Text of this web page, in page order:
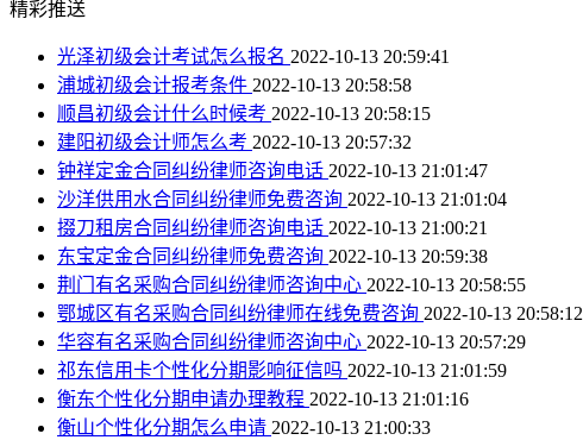
精彩推送
光泽初级会计考试怎么报名 2022-10-13 20:59:41
浦城初级会计报考条件 2022-10-13 20:58:58
顺昌初级会计什么时候考 2022-10-13 20:58:15
建阳初级会计师怎么考 2022-10-13 20:57:32
钟祥定金合同纠纷律师咨询电话 2022-10-13 21:01:47
沙洋供用水合同纠纷律师免费咨询 2022-10-13 21:01:04
掇刀租房合同纠纷律师咨询电话 2022-10-13 21:00:21
东宝定金合同纠纷律师免费咨询 2022-10-13 20:59:38
荆门有名采购合同纠纷律师咨询中心 2022-10-13 20:58:55
鄂城区有名采购合同纠纷律师在线免费咨询 2022-10-13 20:58:12
华容有名采购合同纠纷律师咨询中心 2022-10-13 20:57:29
祁东信用卡个性化分期影响征信吗 2022-10-13 21:01:59
衡东个性化分期申请办理教程 2022-10-13 21:01:16
衡山个性化分期怎么申请 2022-10-13 21:00:33